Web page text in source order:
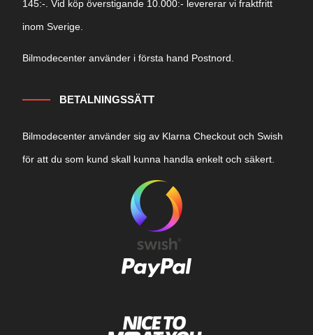
145:-. Vid köp överstigande 10.000:- levererar vi fraktfritt
inom Sverige.
Bilmodecenter använder i första hand Postnord.
BETALNINGSSÄTT
Bilmodecenter använder sig av Klarna Checkout och Swish
för att du som kund skall kunna handla enkelt och säkert.